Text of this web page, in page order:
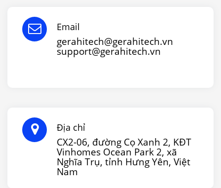
Email
gerahitech@gerahitech.vn
support@gerahitech.vn
Địa chỉ
CX2-06, đường Cọ Xanh 2, KĐT
Vinhomes Ocean Park 2, xã
Nghĩa Trụ, tỉnh Hưng Yên, Việt
Nam